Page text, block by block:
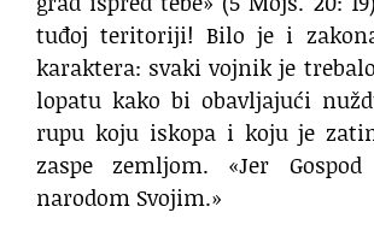
tuđoj teritoriji! Bilo je i
karaktera: svaki vojnik je
lopatu kako bi obavljajući
rupu koju iskopa i koju je
zaspe zemljom. «Jer
narodom Svojim.»